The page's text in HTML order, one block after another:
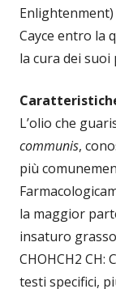
Cayce entro la
la cura dei suoi
L’olio che
communis,
più
la maggior
insaturo
CHOHCH2 CH:
testi specifici,